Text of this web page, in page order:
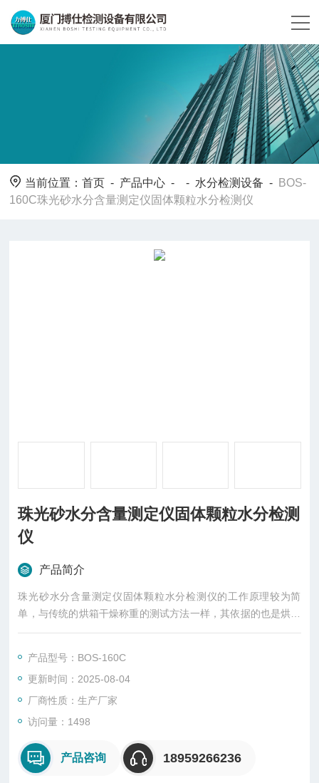
当前位置：首页 - 产品中心 - - 水分检测设备 -
BOS-
160C珠光砂水分含量测定仪固体颗粒水分检测仪
珠光砂水分含量测定仪固体颗粒水分检测
仪
产品简介
珠光砂水分含量测定仪固体颗粒水分检测仪的工作原理较为简
单，与传统的烘箱干燥称重的测试方法一样，其依据的也是烘箱
干燥恒重原理，只不过结合了现代微电子科技及程序软件技术，
延伸，其测定的是质量含水率，也称作是回潮率。
产品型号：BOS-160C
更新时间：2025-08-04
厂商性质：生产厂家
访问量：1498
产品咨询 18959266236